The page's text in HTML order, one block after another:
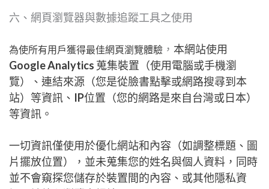
六、網頁瀏覽器與數據追蹤工具之使用
為使所有用戶獲得最佳網頁瀏覽體驗 ， 本網站使用
Google Analytics 蒐集裝置（使用電腦或手機瀏
覽）、連結來源（您是從臉書點擊或網路搜尋到本
站）等資訊、IP位置（您的網路是來自台灣或日本）
等資訊。
一切資訊僅使用於優化網站和內容（如調整標題、圖
片擺放位置），並未蒐集您的姓名與個人資料，同時
並不會窺探您儲存於裝置間的內容、或其他隱私資